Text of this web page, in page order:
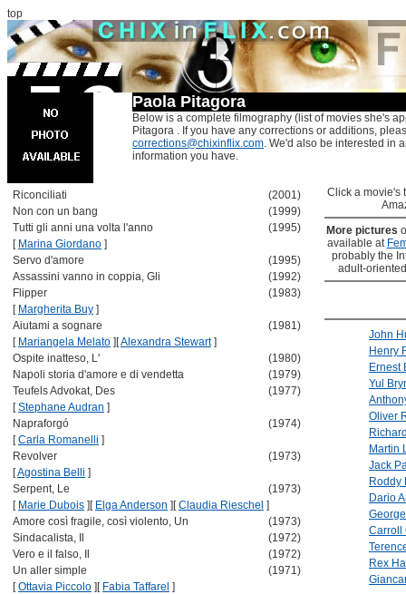
top
Paola Pitagora
Below is a complete filmography (list of movies she's
Pitagora . If you have any corrections or additions,
corrections@chixinflix.com. We'd also be interested in
information you have.
Riconciliati
(2001)
Non con un bang
(1999)
Tutti gli anni una volta l'anno
(1995)
[ Marina Giordano ]
Servo d'amore
(1995)
Assassini vanno in coppia, Gli
(1992)
Flipper
(1983)
[ Margherita Buy ]
Aiutami a sognare
(1981)
[ Mariangela Melato ] [Alexandra Stewart]
Ospite inatteso, L'
(1980)
Napoli storia d'amore e di vendetta
(1979)
Teufels Advokat, Des
(1977)
[Stephane Audran ]
Napraforgó
(1974)
[Carla Romanelli ]
Revolver
(1973)
[Agostina Belli ]
Serpent, Le
(1973)
[ Marie Dubois ] [ Elga Anderson ] [Claudia Rieschel ]
Amore così fragile, così violento, Un
(1973)
Sindacalista, Il
(1972)
Vero e il falso, Il
(1972)
Un aller simple
(1971)
[Ottavia Piccolo ] [ Fabia Taffarel ]
Click a movie's
More pictures
available at
probably the
adult-
John
Henry
Ernest
Yul
Oliver
Martin
Jack
Roddy
Dario
Carroll
Rex